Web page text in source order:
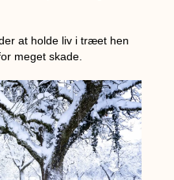
at holde liv i træet hen
meget skade.